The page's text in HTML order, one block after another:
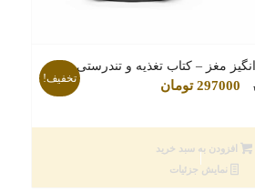
مغز – کتاب تغذیه و تندرستی
قیمت
371000 تومان
بود.
297000 تومانقیمت
297000 تومان
است.
تخفیف!
افزودن به سبد خرید
نمایش جزئیات